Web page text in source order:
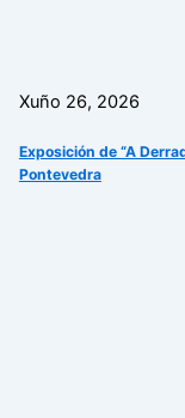
Xuño 26, 2026
Exposición de “A
Pontevedra